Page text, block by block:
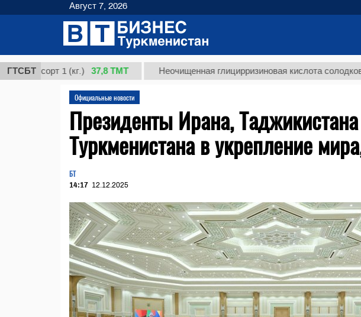
ГТСБТ
сорт 1 (кг.) 37,8 ТМТ Неочищенная глицирризиновая кислота солодкового
Официальные новости
Президенты Ирана,
Туркменистана в укрепление
БТ
14:17 12.12.2025
Август 7, 2026